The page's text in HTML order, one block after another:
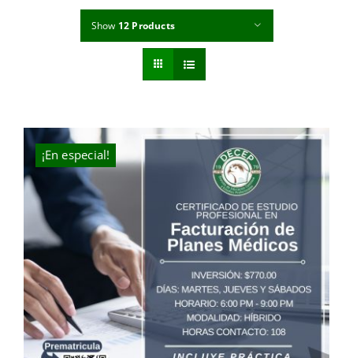
Show 12 Products
¡En especial!